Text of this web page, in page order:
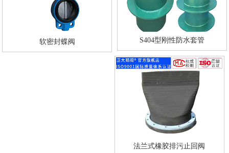
软密封蝶阀 S404型刚性防水套管
法兰式橡胶排污止回阀